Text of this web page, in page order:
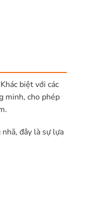
biệt với các
minh, cho phép
đây là sự lựa